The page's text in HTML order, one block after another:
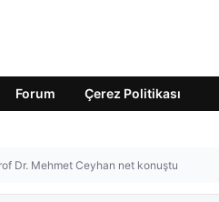
Forum Çerez Politikası
Dr. Mehmet Ceyhan net konuştu